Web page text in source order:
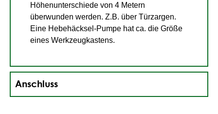
Höhenunterschiede von 4 Metern
überwunden werden. Z.B. über Türzargen.
Eine Hebehäcksel-Pumpe hat ca. die Größe
eines Werkzeugkastens.
Anschluss